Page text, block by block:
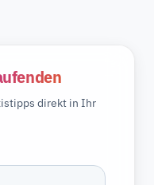
direkt in Ihr